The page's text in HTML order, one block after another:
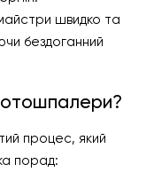
швидко та
бездоганний
процес, який
порад: